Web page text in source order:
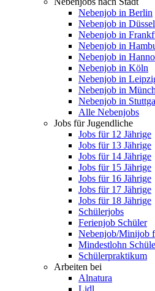
Nebenjob in Berlin
Nebenjob in
Nebenjob in
Nebenjob in
Nebenjob in
Nebenjob in Köln
Nebenjob in
Nebenjob in
Nebenjob in
Alle Nebenjobs
Jobs für Jugendliche
Jobs für 12 Jährige
Jobs für 13 Jährige
Jobs für 14 Jährige
Jobs für 15 Jährige
Jobs für 16 Jährige
Jobs für 17 Jährige
Jobs für 18 Jährige
Schülerjobs
Ferienjob Schüler
Nebenjob/Minijob
Mindestlohn
Schülerpraktikum
Arbeiten bei
Alnatura
Lidl